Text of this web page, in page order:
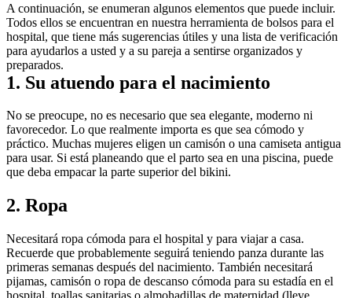
A continuación, se enumeran algunos elementos que puede incluir.
Todos ellos se encuentran en nuestra herramienta de bolsos para el
hospital, que tiene más sugerencias útiles y una lista de verificación
para ayudarlos a usted y a su pareja a sentirse organizados y
preparados.
1. Su atuendo para el nacimiento
No se preocupe, no es necesario que sea elegante, moderno ni
favorecedor. Lo que realmente importa es que sea cómodo y
práctico. Muchas mujeres eligen un camisón o una camiseta antigua
para usar. Si está planeando que el parto sea en una piscina, puede
que deba empacar la parte superior del bikini.
2. Ropa
Necesitará ropa cómoda para el hospital y para viajar a casa.
Recuerde que probablemente seguirá teniendo panza durante las
primeras semanas después del nacimiento. También necesitará
pijamas, camisón o ropa de descanso cómoda para su estadía en el